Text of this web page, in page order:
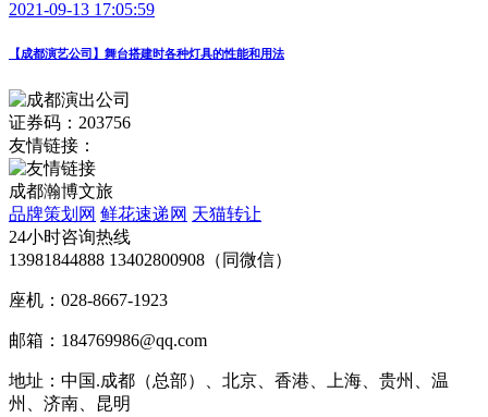
2021-09-13 17:05:59
【成都演艺公司】舞台搭建时各种灯具的性能和用法
证券码：203756
友情链接：
成都瀚博文旅
品牌策划网 鲜花速递网 天猫转让
24小时咨询热线
13981844888 13402800908（同微信）
座机：028-8667-1923
邮箱：184769986@qq.com
地址：中国.成都（总部）、北京、香港、上海、贵州、温
州、济南、昆明